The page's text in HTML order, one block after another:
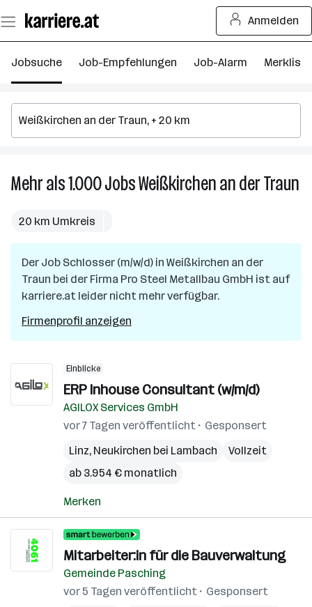
Seiteninhalt
springen
Anmelden
Jobsuche Job-Empfehlungen Job-Alarm Merkliste
Mehr als 1.000JobsWeißkirchen an der Traun
in
20 km Umkreis
Der Job Schlosser (m/w/d) in Weißkirchen an der
Traun bei der Firma Pro Steel Metallbau GmbH ist auf
karriere.at leider nicht mehr verfügbar.
Firmenprofil anzeigen
Einblicke
ERP Inhouse Consultant (w/m/d)
AGILOX Services GmbH
vor 7 Tagen veröffentlicht
Gesponsert
Linz, Neukirchen bei Lambach
Vollzeit
ab 3.954 € monatlich
Merken
Mitarbeiter:in für die Bauverwaltung
Gemeinde Pasching
vor 5 Tagen veröffentlicht
Gesponsert